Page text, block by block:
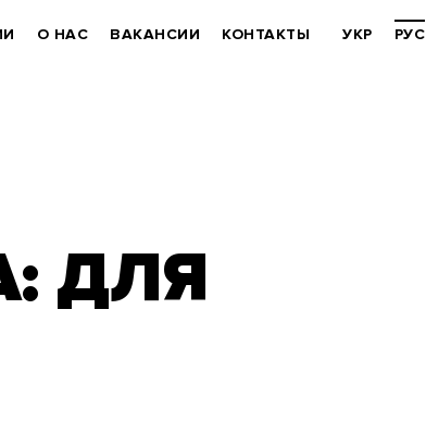
О НАС ВАКАНСИИ КОНТАКТЫ УКР РУС
ДЛЯ